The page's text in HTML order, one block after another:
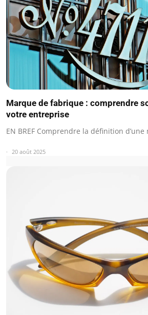
Marque de fabrique : comprendre
votre entreprise
EN BREF Comprendre la définition
20 août 2025